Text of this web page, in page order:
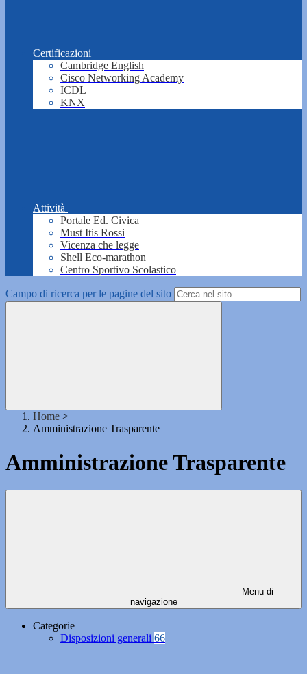
Certificazioni
Cambridge English
Cisco Networking Academy
ICDL
KNX
Attività
Portale Ed. Civica
Must Itis Rossi
Vicenza che legge
Shell Eco-marathon
Centro Sportivo Scolastico
Campo di ricerca per le pagine del sito
Home >
Amministrazione Trasparente
Amministrazione Trasparente
Menu di
navigazione
Categorie
Disposizioni generali 66